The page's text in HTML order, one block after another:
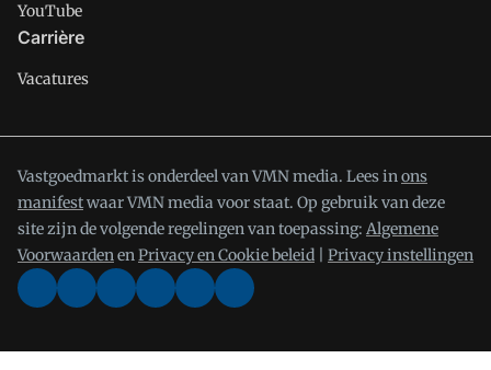
YouTube
Carrière
Vacatures
Vastgoedmarkt is onderdeel van VMN media. Lees inons
manifestwaar VMN media voor staat. Op gebruik van deze
site zijn de volgende regelingen van toepassing: Algemene
VoorwaardenenPrivacy en Cookie beleid Privacy instellingen